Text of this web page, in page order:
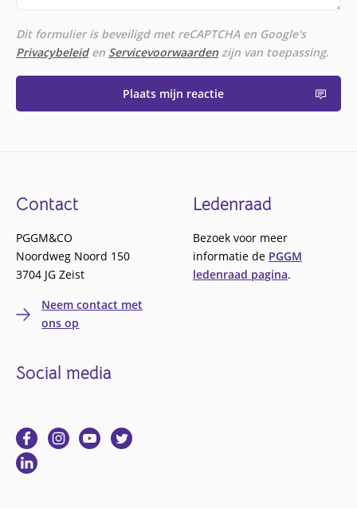
Dit formulier is beveiligd met reCAPTCHA en Google's
Privacybeleiden Servicevoorwaarden zijn van toepassing.
Plaats mijn reactie
Footer
Contact
PGGM&CO
Noordweg Noord 150
3704 JG Zeist
Neem contact met
ons op
Ledenraad
Bezoek voor meer
informatie de PGGM
ledenraad pagina.
Social media
Ga
naar
Facebook
Ga
Ga
Ga
Ga